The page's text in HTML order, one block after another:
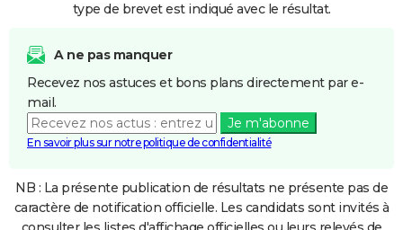
type de brevet est indiqué avec le résultat.
A ne pas manquer
Recevez nos astuces et bons plans directement par e-
mail.
Je m'abonne
En savoir plus sur notre politique de confidentialité
NB : La présente publication de résultats ne présente pas de
caractère de notification officielle. Les candidats sont invités à